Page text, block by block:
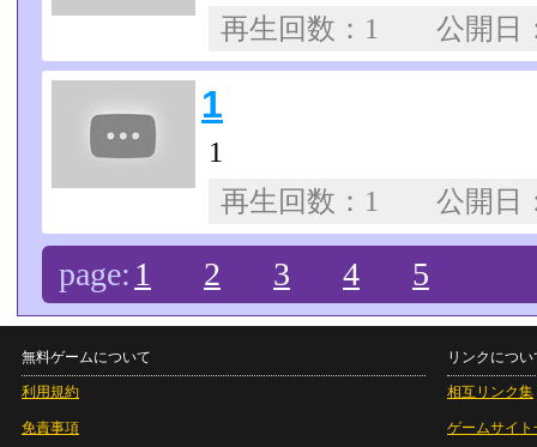
再生回数：1 公開
1
1
再生回数：1 公開
page: 1 2 3 4 5
無料ゲームについて
利用規約
免責事項
リンクについ
相互リンク集
ゲームサイト